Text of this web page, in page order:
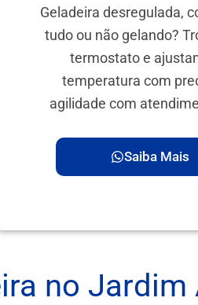
Geladeira desregulada,
tudo ou não gelando?
termostato e
temperatura com
agilidade com
Saiba Mais
no